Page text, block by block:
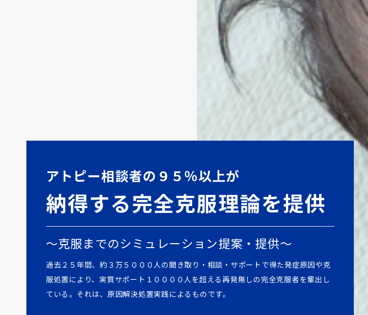
アトピー相談者の９５％以上が
納得する完全克服理論を提供
～克服までのシミュレーション提案・提供～
過去２５年間、約３万５０００人の聞き取り・相談・サポートで得た発症原因や克
服処置により、実質サポート１００００人を超える再発無しの完全克服者を輩出し
ている。それは、原因解決処置実践によるものです。